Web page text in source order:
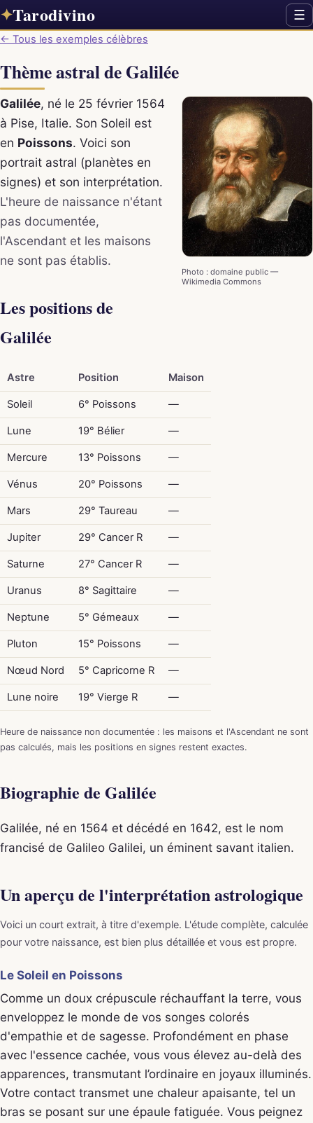
✦Tarodivino ☰
← Tous les exemples célèbres
Thème astral de Galilée
Photo : domaine public —
Wikimedia Commons
Galilée, né le 25 février 1564
à Pise, Italie. Son Soleil est
en Poissons. Voici son
portrait astral (planètes en
signes) et son interprétation.
L'heure de naissance n'étant
pas documentée,
l'Ascendant et les maisons
ne sont pas établis.
Les positions de
Galilée
Astre Position Maison
Soleil 6° Poissons —
Lune 19° Bélier —
Mercure 13° Poissons —
Vénus 20° Poissons —
Mars 29° Taureau —
Jupiter 29° Cancer R —
Saturne 27° Cancer R —
Uranus 8° Sagittaire —
Neptune 5° Gémeaux —
Pluton 15° Poissons —
Nœud Nord 5° Capricorne R —
Lune noire 19° Vierge R —
Heure de naissance non documentée : les maisons et l'Ascendant ne sont
pas calculés, mais les positions en signes restent exactes.
Biographie de Galilée
Galilée, né en 1564 et décédé en 1642, est le nom
francisé de Galileo Galilei, un éminent savant italien.
Un aperçu de l'interprétation astrologique
Voici un court extrait, à titre d'exemple. L'étude complète, calculée
pour votre naissance, est bien plus détaillée et vous est propre.
Le Soleil en Poissons
Comme un doux crépuscule réchauffant la terre, vous
enveloppez le monde de vos songes colorés
d'empathie et de sagesse. Profondément en phase
avec l'essence cachée, vous vous élevez au-delà des
apparences, transmutant l’ordinaire en joyaux illuminés.
Votre contact transmet une chaleur apaisante, tel un
bras se posant sur une épaule fatiguée. Vous peignez